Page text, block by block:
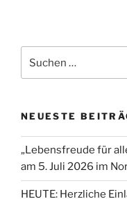
nach:
NEUESTE
„Lebensfreude für
am 5. Juli 2026 im
HEUTE: Herzliche